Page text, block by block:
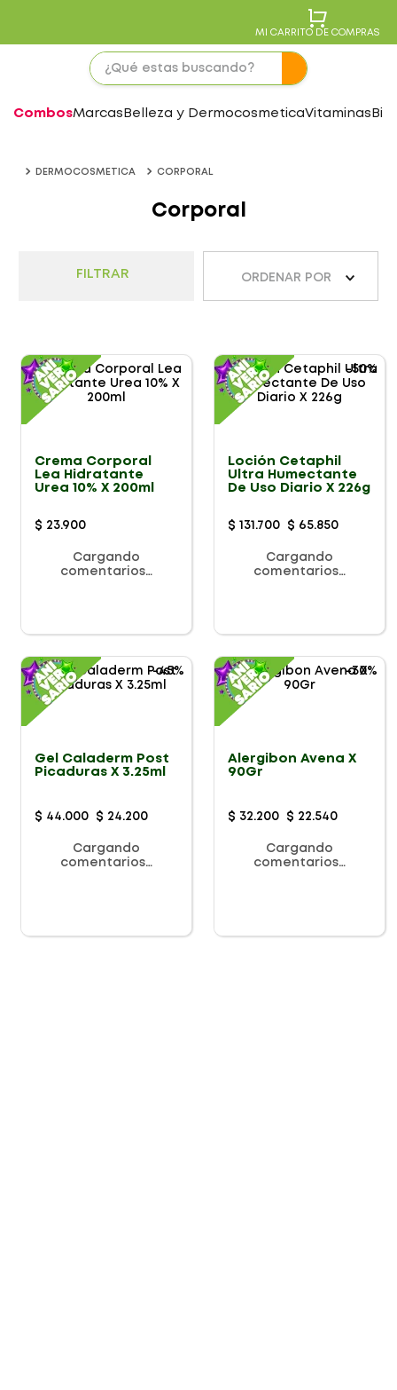
MI CARRITO DE COMPRAS
CombosMarcas Belleza y DermocosmeticaVitaminas
DERMOCOSMETICA CORPORAL
Corporal
FILTRAR ORDENAR POR
Crema Corporal
Lea Hidratante
Urea 10% X 200ml
$ 23.900
Cargando
comentarios…
-50%
Loción Cetaphil
Ultra Humectante
De Uso Diario X 226g
$ 131 .700 $ 65.850
Cargando
comentarios…
-45%
Gel Caladerm Post
Picaduras X 3.25ml
$ 44.000 $ 24.200
Cargando
comentarios…
-30%
Alergibon Avena X
90Gr
$ 32.200 $ 22.540
Cargando
comentarios…